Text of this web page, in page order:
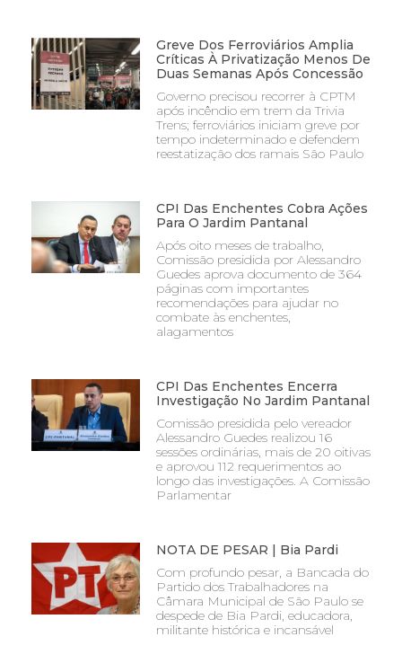
Greve Dos Ferroviários Amplia
Críticas À Privatização Menos De
Duas Semanas Após Concessão
Governo precisou recorrer à CPTM
após incêndio em trem da Trivia
Trens; ferroviários iniciam greve por
tempo indeterminado e defendem
reestatização dos ramais São Paulo
CPI Das Enchentes Cobra Ações
Para O Jardim Pantanal
Após oito meses de trabalho,
Comissão presidida por Alessandro
Guedes aprova documento de 364
páginas com importantes
recomendações para ajudar no
combate às enchentes,
alagamentos
CPI Das Enchentes Encerra
Investigação No Jardim Pantanal
Comissão presidida pelo vereador
Alessandro Guedes realizou 16
sessões ordinárias, mais de 20 oitivas
e aprovou 112 requerimentos ao
longo das investigações. A Comissão
Parlamentar
NOTA DE PESAR | Bia Pardi
Com profundo pesar, a Bancada do
Partido dos Trabalhadores na
Câmara Municipal de São Paulo se
despede de Bia Pardi, educadora,
militante histórica e incansável